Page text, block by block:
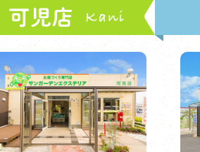
可児店